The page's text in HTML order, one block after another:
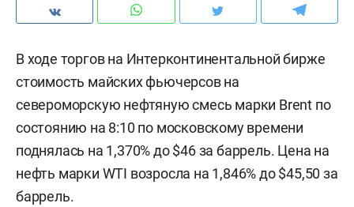
В ходе торгов на Интерконтинентальной бирже
стоимость майских фьючерсов на
североморскую нефтяную смесь марки Brent по
состоянию на 8:10 по московскому времени
поднялась на 1,370% до $46 за баррель. Цена на
нефть марки WTI возросла на 1,846% до $45,50 за
баррель.